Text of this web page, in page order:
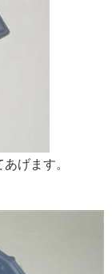
げます。